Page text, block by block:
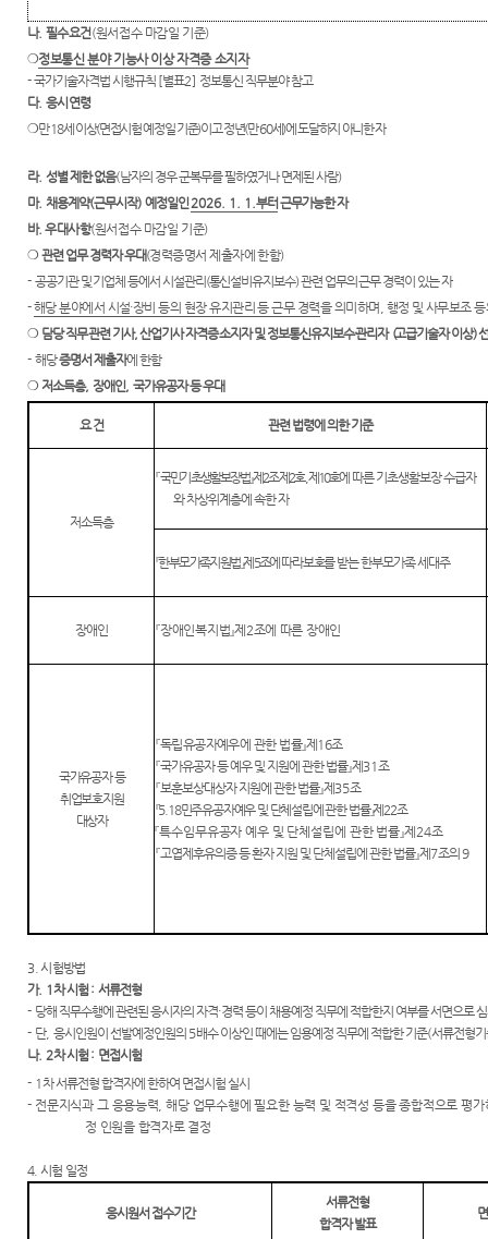
나. 필수요건(원서접수 마감일 기준)
❍정보통신 분야 기능사 이상 자격증 소지자
-국가기술자격법 시행규칙 [별표2] 정보통신 직무분야참고
다. 응시연령
❍만18세 이상(면접시험 예정일 기준)이고 정년(만60세)에 도달하지 아니한자
라. 성별 제한 없음(남자의 경우 군복무를 필하였거나 면제된 사람)
마. 채용계약(근무시작) 예정일인2026. 1. 1.부터 근무가능한 자
바.우대사항(원서접수 마감일 기준)
❍ 관련 업무 경력자 우대(경력증명서 제출자에 한함)
- 공공기관 및 기업체 등에서 시설관리 (통신설비유지보수)관련 업무의 근무 경력이 있는 자
-해당 분야에서 시설·장비 등의 현장 유지관리 등 근무 경력을 의미하며 행정 및 사무보조
❍ 담당 직무 관련 기사,산업기사 자격증 소지자 및 정보통신유지보수·관리자 (고급기술자 이상)
- 해당증명서 제출자에 한함
❍ 저소득층, 장애인, 국가유공자 등 우대
요 건 관련 법령에 의한 기준
저소득층
『국민기초생활보장법』제2조 제2호,제 10호에 따른 기초생활보장 수급자
와 차상위계층에 속한 자
『한부모가족지원법』제 5조에 따라 보호를 받는 한부모가족 세대주
장애인 『장애인복지법』제 2조에 따른 장애인
국가유공자 등
취업보호지원
대상자
『독립유공자예우에 관한 법률』제 16조
『국가유공자 등 예우 및 지원에 관한 법률』제 31조
『보훈보상대상자 지원에 관한 법률』제 35조
『5.18민주유공자예우 및 단체설립에 관한 법률』제 22조
『특수임무유공자 예우 및 단체설립에 관한 법률』제 24조
『고엽제후유의증 등 환자 지원 및 단체설립에 관한 법률』제 7조의9
3. 시험방법
가. 1차 시험: 서류전형
- 당해 직무수행에 관련된 응시자의 자격·경력등이 채용예정 직무에 적합한지 여부를 서면으로
- 단,응시인원이 선발예정인원의 5배수 이상인 때에는 임용예정 직무에 적합한 기준(서류전형
나. 2차 시험: 면접시험
- 1차 서류전형 합격자에 한하여 면접시험 실시
- 전문지식과 그 응용능력 ,해당 업무수행에 필요한 능력 및 적격성 등을 종합적으로 평
정 인원을 합격자로 결정
4. 시험 일정
응시원서 접수기간
서류전형
합격자 발표